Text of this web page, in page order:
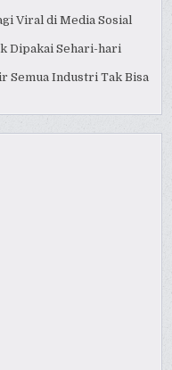
Viral di Media Sosial
Dipakai Sehari-hari
Semua Industri Tak Bisa